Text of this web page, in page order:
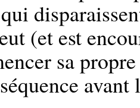
(et est
sa